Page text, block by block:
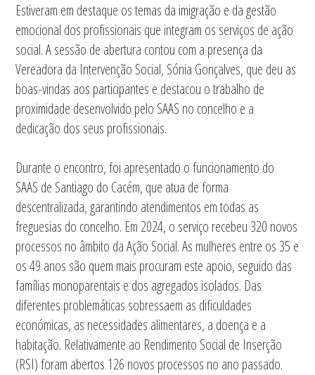
Estiveram em destaque os temas da imigração e da gestão
emocional dos profissionais que integram os serviços de ação
social. A sessão de abertura contou com a presença da
Vereadora da Intervenção Social, Sónia Gonçalves, que deu as
boas-vindas aos participantes e destacou o trabalho de
proximidade desenvolvido pelo SAAS no concelho e a
dedicação dos seus profissionais.
Durante o encontro, foi apresentado o funcionamento do
SAAS de Santiago do Cacém, que atua de forma
descentralizada, garantindo atendimentos em todas as
freguesias do concelho. Em 2024, o serviço recebeu 320 novos
processos no âmbito da Ação Social. As mulheres entre os 35 e
os 49 anos são quem mais procuram este apoio, seguido das
famílias monoparentais e dos agregados isolados. Das
diferentes problemáticas sobressaem as dificuldades
económicas, as necessidades alimentares, a doença e a
habitação. Relativamente ao Rendimento Social de Inserção
(RSI) foram abertos 126 novos processos no ano passado.